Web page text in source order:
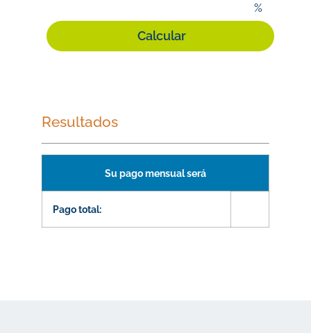
%
Resultados
Su pago mensual será
Pago total: